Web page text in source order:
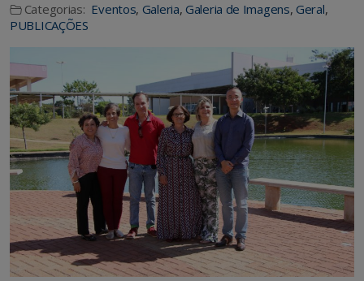
Categorias: Eventos, Galeria, Galeria de Imagens, Geral,
PUBLICAÇÕES